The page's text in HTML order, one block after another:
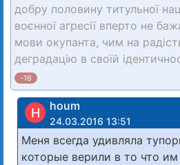
добру половину титульної
воєнної агресії вперто не
мови окупанта, чим на
деградацію в своїй
-16
H houm
24.03.2016 13:51
Меня всегда удивляла
которые верили в то что